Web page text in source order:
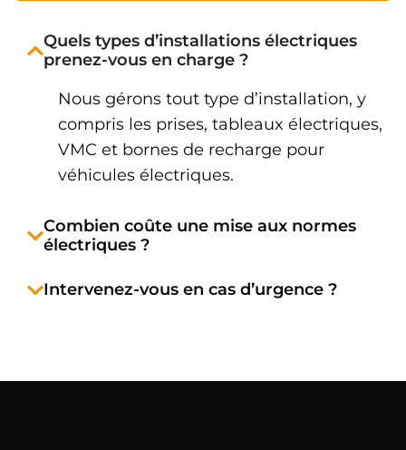
Quels types d’installations électriques
prenez-vous en charge ?
Nous gérons tout type d’installation, y
compris les prises, tableaux électriques,
VMC et bornes de recharge pour
véhicules électriques.
Combien coûte une mise aux normes
électriques ?
Intervenez-vous en cas d’urgence ?